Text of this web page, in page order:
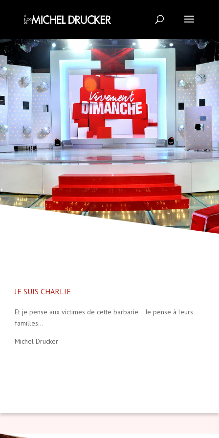
JE SUIS CHARLIE
Et je pense aux victimes de cette barbarie… Je pense à leurs
familles…
Michel Drucker